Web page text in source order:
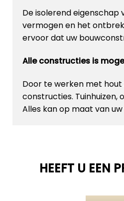
De isolerend
vermogen en het
ervoor dat uw
Alle constructies is
Door te werken met
constructies. Tuinhuizen,
Alles kan op maat van
HEEFT U EEN